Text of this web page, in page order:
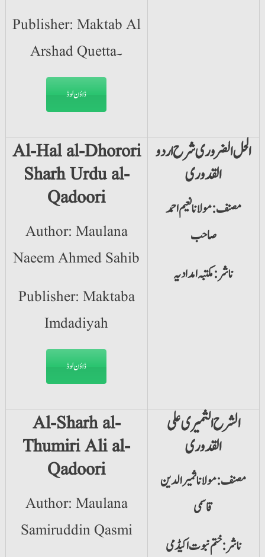
Publisher: Maktab Al
Arshad Quetta۔
ڈاؤن لوڈ
Al-Hal al-Dhorori
Sharh Urdu al-
Qadoori
Author: Maulana
Naeem Ahmed Sahib
Publisher: Maktaba
Imdadiyah
ڈاؤن لوڈ
الحل الضروری شرح اردو
القدوری
مصنف: مولانا نعیم احمد
صاحب
ناشر: مکتبہ امدادیہ
Al-Sharh al-
Thumiri Ali al-
Qadoori
Author: Maulana
Samiruddin Qasmi
الشرح الثمیری علی
القدوری
مصنف: مولانا ثمیرالدین
قاسمی
ناشر: ختم نبوت اکیڈمی